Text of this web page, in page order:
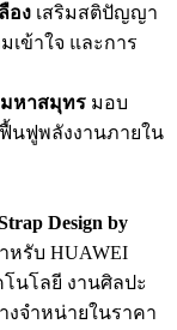
อง เสริมสติปัญญา
เข้าใจ และการ
มหาสมุทร มอบ
ฟื้นฟูพลังงานภายใน
Design by
หรับ HUAWEI
โนโลยี งานศิลปะ
งจำหน่ายในราคา